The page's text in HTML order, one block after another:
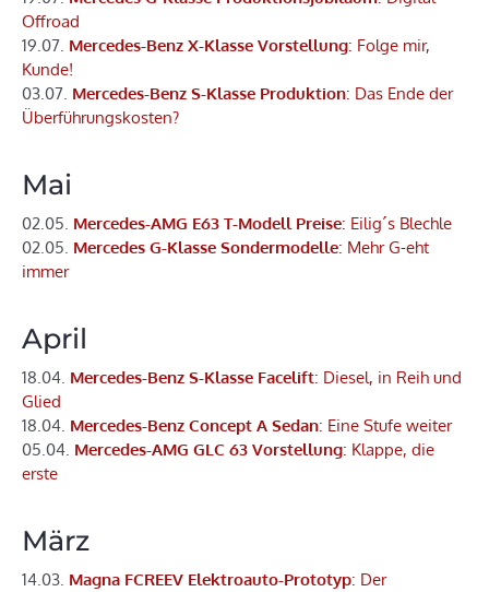
Offroad
19.07. Mercedes-Benz X-Klasse Vorstellung: Folge mir,
Kunde!
03.07. Mercedes-Benz S-Klasse Produktion: Das Ende der
Überführungskosten?
Mai
02.05. Mercedes-AMG E63 T-Modell Preise: Eilig´s Blechle
02.05. Mercedes G-Klasse Sondermodelle: Mehr G-eht
immer
April
18.04. Mercedes-Benz S-Klasse Facelift: Diesel, in Reih und
Glied
18.04. Mercedes-Benz Concept A Sedan: Eine Stufe weiter
05.04. Mercedes-AMG GLC 63 Vorstellung: Klappe, die
erste
März
14.03. Magna FCREEV Elektroauto-Prototyp: Der